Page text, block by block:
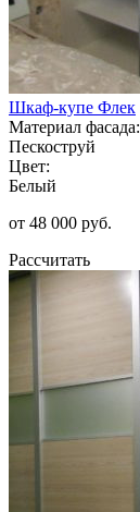
Шкаф-купе Флек
Материал фасада:
Пескоструй
Цвет:
Белый
от 48 000 руб.
Рассчитать